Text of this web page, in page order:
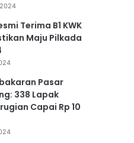
Terima B1 KWK
Maju Pilkada
Pasar
338 Lapak
Capai Rp 10